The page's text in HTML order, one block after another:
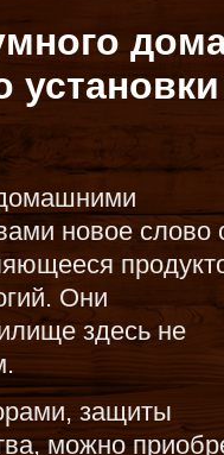
установки
новое слово
Они
здесь не
защиты
можно